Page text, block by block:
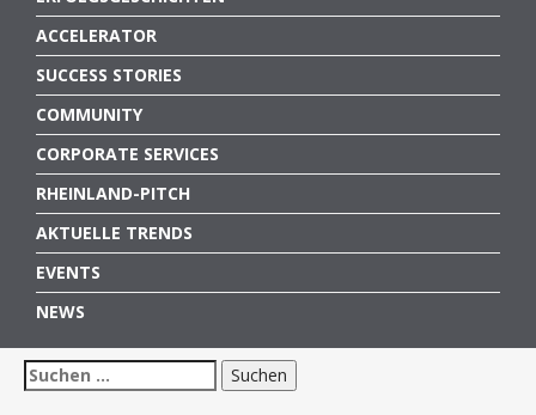
ACCELERATOR
SUCCESS STORIES
COMMUNITY
CORPORATE SERVICES
RHEINLAND-PITCH
AKTUELLE TRENDS
EVENTS
NEWS
Suchen
nach: